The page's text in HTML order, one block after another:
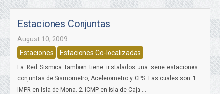
Estaciones Conjuntas
August 10, 2009
Estaciones
Estaciones Co-localizadas
La Red Sismica tambien tiene instalados una serie estaciones
conjuntas de Sismometro, Acelerometro y GPS. Las cuales son: 1.
IMPR en Isla de Mona. 2. ICMP en Isla de Caja ...